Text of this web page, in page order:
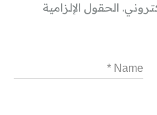
الحقول الإلزامية